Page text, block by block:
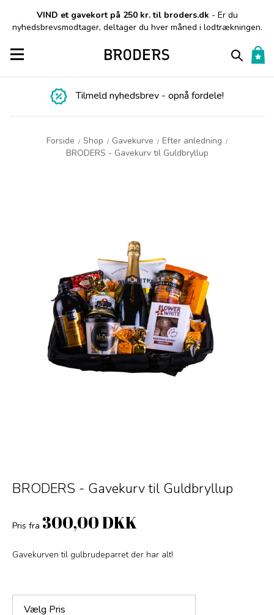
VIND et gavekort på 250 kr. til broders.dk - Er du
nyhedsbrevsmodtager, deltager du hver måned i lodtrækningen.
Toggle navigation
Tilmeld nyhedsbrev - opnå fordele!
Forside / Shop / Gavekurve / Efter anledning /
BRODERS - Gavekurv til Guldbryllup
BRODERS - Gavekurv til Guldbryllup
Pris fra 300,00 DKK
Gavekurven til gulbrudeparret der har alt!
Vælg Pris